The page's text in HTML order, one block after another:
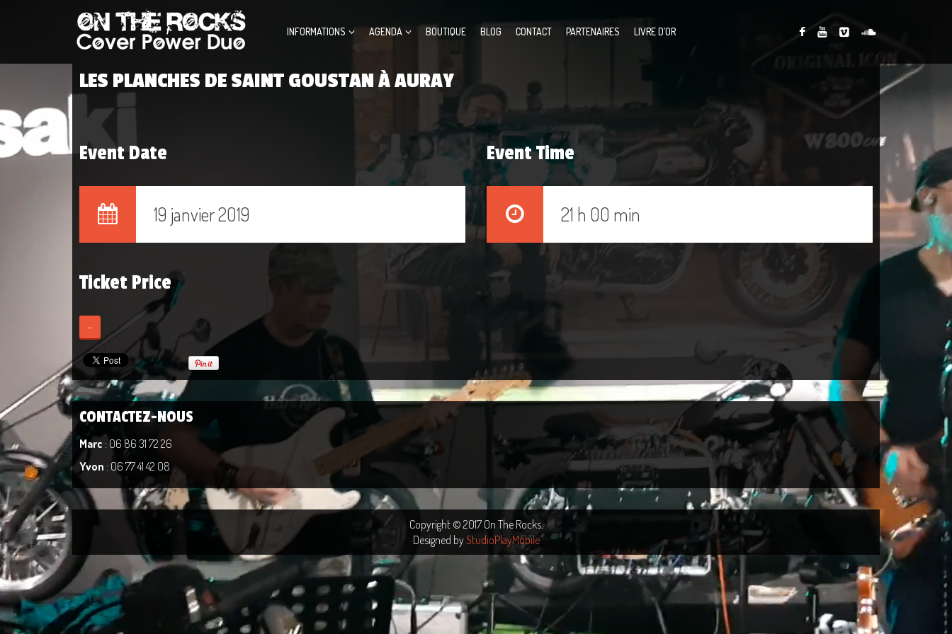
INFORMATIONS AGENDA BOUTIQUE BLOG CONTACT PARTENAIRES LIVRE D’OR
LES PLANCHES DE SAINT GOUSTAN À AURAY
Event Date
19 janvier 2019
Event Time
21 h 00 min
Ticket Price
-
CONTACTEZ-NOUS
Marc : 06 86 31 72 26
Yvon : 06 77 41 42 08
Copyright © 2017 On The Rocks.
Designed by StudioPlayMobile